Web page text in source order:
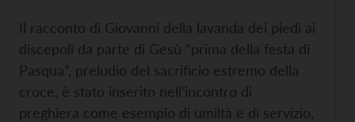
Il racconto di Giovanni della lavanda dei piedi ai
discepoli da parte di Gesù “prima della festa di
Pasqua”, preludio del sacrificio estremo della
croce, è stato inserito nell'incontro di
preghiera come esempio di umiltà e di servizio,